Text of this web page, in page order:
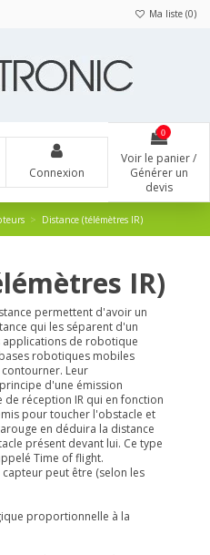
Ma liste (0)
Connexion
0
Voir le panier /
Générer un
devis
Distance (télémètres IR)
IR)
permettent d'avoir un
qui les séparent d'un
applications de robotique
robotiques mobiles
Leur
d'une émission
de réception IR qui en fonction
pour toucher l'obstacle et
en déduira la distance
présent devant lui. Ce type
Time of flight.
peut être (selon les
proportionnelle à la